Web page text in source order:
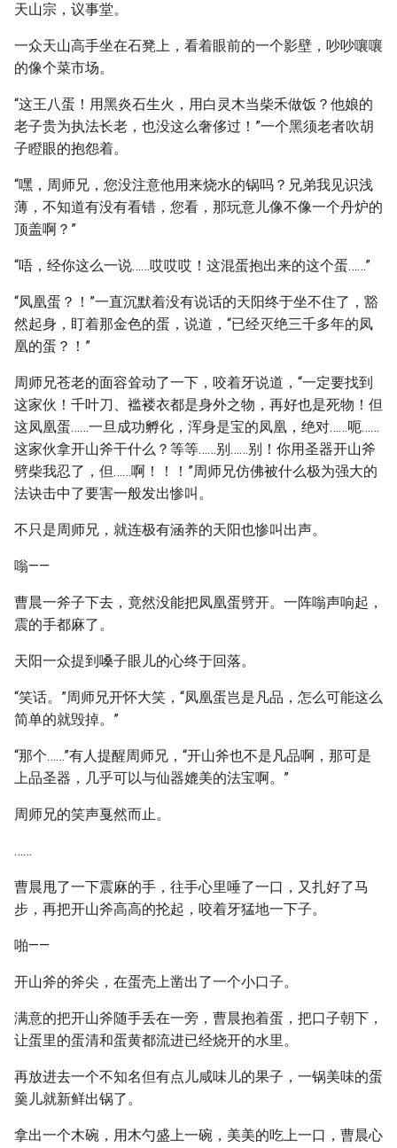
天山宗，议事堂。
一众天山高手坐在石凳上，看着眼前的一个影壁，吵吵嚷嚷
的像个菜市场。
“这王八蛋！用黑炎石生火，用白灵木当柴禾做饭？他娘的
老子贵为执法长老，也没这么奢侈过！”一个黑须老者吹胡
子瞪眼的抱怨着。
“嘿，周师兄，您没注意他用来烧水的锅吗？兄弟我见识浅
薄，不知道有没有看错，您看，那玩意儿像不像一个丹炉的
顶盖啊？”
“唔，经你这么一说……哎哎哎！这混蛋抱出来的这个蛋……”
“凤凰蛋？！”一直沉默着没有说话的天阳终于坐不住了，豁
然起身，盯着那金色的蛋，说道，“已经灭绝三千多年的凤
凰的蛋？！”
周师兄苍老的面容耸动了一下，咬着牙说道，“一定要找到
这家伙！千叶刀、褴褛衣都是身外之物，再好也是死物！但
这凤凰蛋……一旦成功孵化，浑身是宝的凤凰，绝对……呃……
这家伙拿开山斧干什么？等等……别……别！你用圣器开山斧
劈柴我忍了，但……啊！！！”周师兄仿佛被什么极为强大的
法诀击中了要害一般发出惨叫。
不只是周师兄，就连极有涵养的天阳也惨叫出声。
嗡——
曹晨一斧子下去，竟然没能把凤凰蛋劈开。一阵嗡声响起，
震的手都麻了。
天阳一众提到嗓子眼儿的心终于回落。
“笑话。”周师兄开怀大笑，“凤凰蛋岂是凡品，怎么可能这么
简单的就毁掉。”
“那个……”有人提醒周师兄，“开山斧也不是凡品啊，那可是
上品圣器，几乎可以与仙器媲美的法宝啊。”
周师兄的笑声戛然而止。
……
曹晨甩了一下震麻的手，往手心里唾了一口，又扎好了马
步，再把开山斧高高的抡起，咬着牙猛地一下子。
啪——
开山斧的斧尖，在蛋壳上凿出了一个小口子。
满意的把开山斧随手丢在一旁，曹晨抱着蛋，把口子朝下，
让蛋里的蛋清和蛋黄都流进已经烧开的水里。
再放进去一个不知名但有点儿咸味儿的果子，一锅美味的蛋
羹儿就新鲜出锅了。
拿出一个木碗，用木勺盛上一碗，美美的吃上一口，曹晨心